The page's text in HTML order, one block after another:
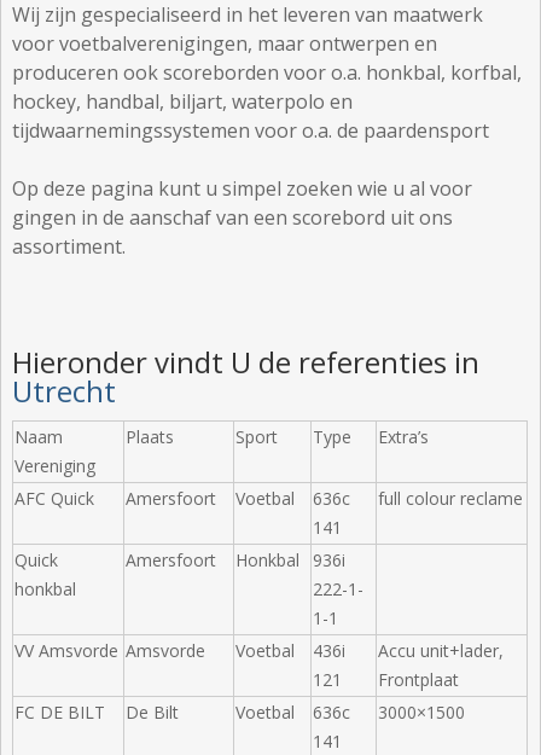
Wij zijn gespecialiseerd in het leveren van maatwerk
voor voetbalverenigingen, maar ontwerpen en
produceren ook scoreborden voor o.a. honkbal, korfbal,
hockey, handbal, biljart, waterpolo en
tijdwaarnemingssystemen voor o.a. de paardensport
Op deze pagina kunt u simpel zoeken wie u al voor
gingen in de aanschaf van een scorebord uit ons
assortiment.
Hieronder vindt U de referenties in
Utrecht
Naam
Vereniging
Plaats Sport Type Extra’s
AFC Quick Amersfoort Voetbal
636c
141
full colour reclame
Quick
honkbal
Amersfoort Honkbal
936i
222-1-
1-1
VV Amsvorde Amsvorde Voetbal
436i
121
Accu unit+lader,
Frontplaat
FC DE BILT
De Bilt Voetbal
636c
141
3000×1500